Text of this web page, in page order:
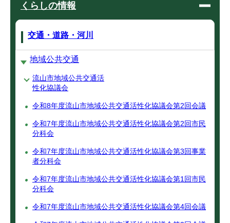
くらしの情報
交通・道路・河川
地域公共交通
流山市地域公共交通活
性化協議会
令和8年度流山市地域公共交通活性化協議会第2回会議
令和7年度流山市地域公共交通活性化協議会第2回市民
分科会
令和7年度流山市地域公共交通活性化協議会第3回事業
者分科会
令和7年度流山市地域公共交通活性化協議会第1回市民
分科会
令和7年度流山市地域公共交通活性化協議会第4回会議